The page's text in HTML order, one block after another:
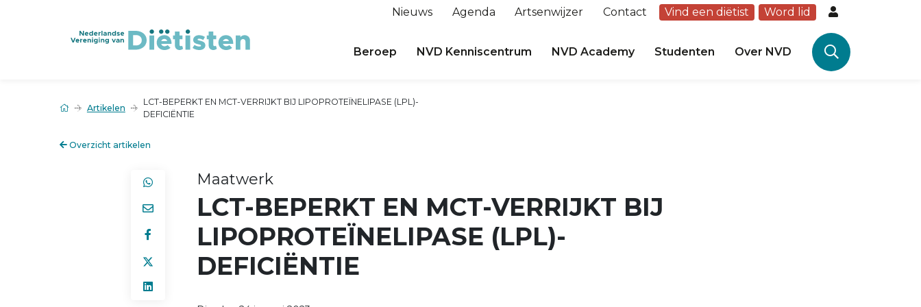
Nieuws Agenda Artsenwijzer Contact Vind een diëtist Word lid
Beroep NVD Kenniscentrum NVD Academy Studenten Over NVD
Artikelen
LCT-BEPERKT EN MCT-VERRIJKT BIJ LIPOPROTEÏNELIPASE (LPL)-
DEFICIËNTIE
Overzicht artikelen
Maatwerk
LCT-BEPERKT EN MCT-VERRIJKT BIJ
LIPOPROTEÏNELIPASE (LPL)-
DEFICIËNTIE